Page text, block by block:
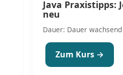
Java Praxistipps:
neu
Dauer: Dauer wachsend
Zum Kurs →